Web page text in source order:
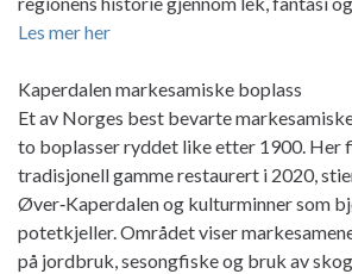
Les mer her
Kaperdalen markesamiske boplass
Et av Norges best bevarte
to boplasser ryddet like etter 1900. Her
tradisjonell gamme restaurert i 2020,
Øver‑Kaperdalen og kulturminner som
potetkjeller. Området viser
på jordbruk, sesongfiske og bruk av